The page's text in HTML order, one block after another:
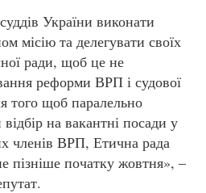
України виконати
місію та делегувати своїх
ради, щоб це не
реформи ВРП і судової
того щоб паралельно
на вакантні посади у
членів ВРП, Етична рада
пізніше початку жовтня», –